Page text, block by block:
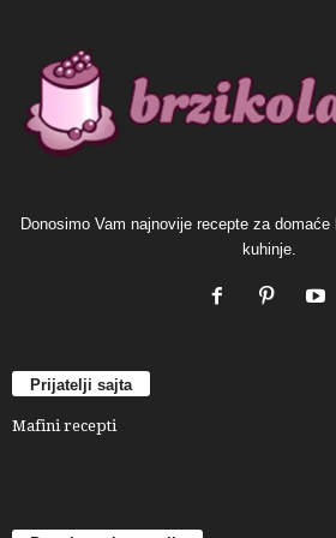
Donosimo Vam najnovije recepte za
kuhinje.
Prijatelji sajta
Mafini recepti